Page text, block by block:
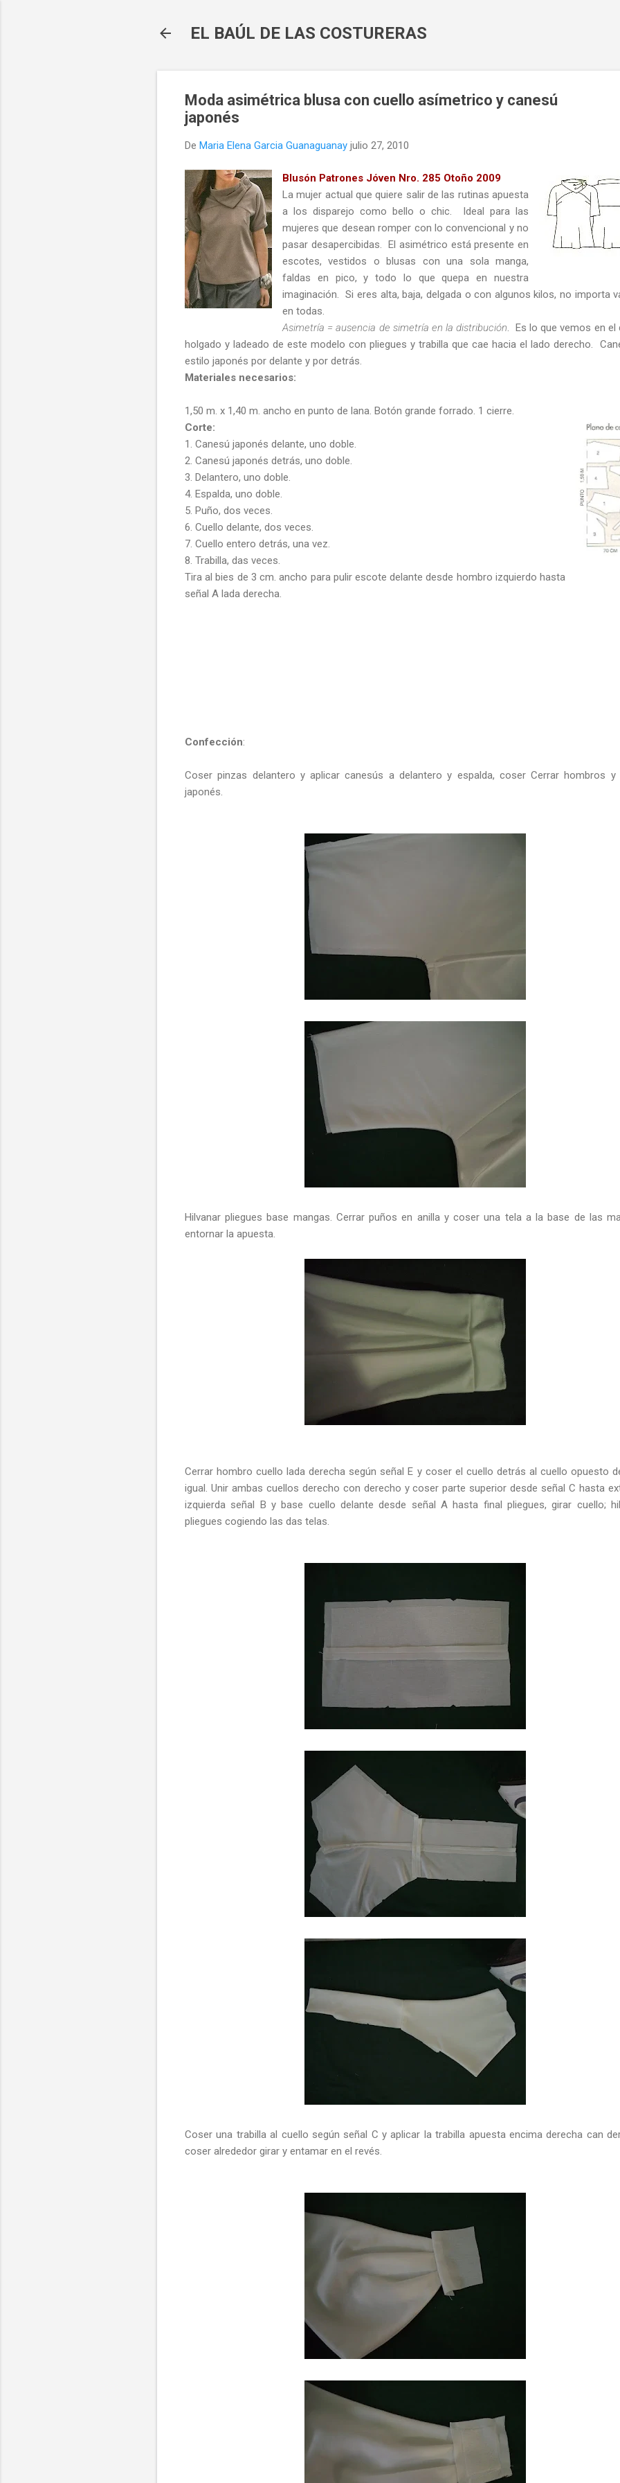
EL BAÚL DE LAS COSTURERAS
Moda asimétrica blusa con cuello asímetrico y canesú
japonés
De Maria Elena Garcia Guanaguanay julio 27, 2010
Blusón Patrones Jóven Nro. 285 Otoño 2009
La mujer actual que quiere salir de las rutinas apuesta
a los disparejo como bello o chic. Ideal para las
mujeres que desean romper con lo convencional y no
pasar desapercibidas. El asimétrico está presente en
escotes, vestidos o blusas con una sola manga,
faldas en pico, y todo lo que quepa en nuestra
imaginación. Si eres alta, baja, delgada o con algunos kilos, no importa
en todas.
Asimetría = ausencia de simetría en la distribución . Es lo que vemos en el
holgado y ladeado de este modelo con pliegues y trabilla que cae hacia el lado derecho.
estilo japonés por delante y por detrás.
Materiales necesarios:
1,50 m. x 1,40 m. ancho en punto de lana. Botón grande forrado. 1 cierre.
Corte:
1. Canesú japonés delante, uno doble.
2. Canesú japonés detrás, uno doble.
3. Delantero, uno doble.
4. Espalda, uno doble.
5. Puño, dos veces.
6. Cuello delante, dos veces.
7. Cuello entero detrás, una vez.
8. Trabilla, das veces.
Tira al bies de 3 cm. ancho para pulir escote delante desde hombro izquierdo hasta
señal A lada derecha.
Confección:
Coser pinzas delantero y aplicar canesús a delantero y espalda, coser Cerrar hombros y
japonés.
Hilvanar pliegues base mangas. Cerrar puños en anilla y coser una tela a la base de las
entornar la apuesta.
Cerrar hombro cuello lada derecha según señal E y coser el cuello detrás al cuello opuesto
igual. Unir ambas cuellos derecho con derecho y coser parte superior desde señal C hasta
izquierda señal B y base cuello delante desde señal A hasta final pliegues, girar cuello;
pliegues cogiendo las das telas.
Coser una trabilla al cuello según señal C y aplicar la trabilla apuesta encima derecha can
coser alrededor girar y entamar en el revés.